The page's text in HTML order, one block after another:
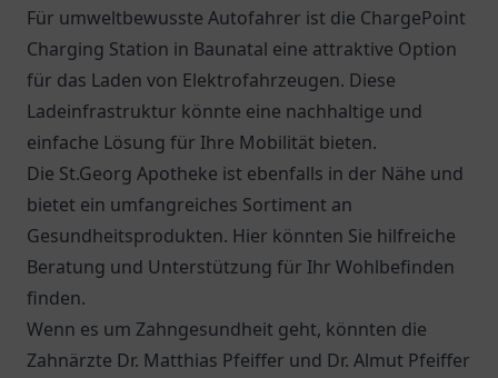
Für umweltbewusste Autofahrer ist die ChargePoint
Charging Station in Baunatal eine attraktive Option
für das Laden von Elektrofahrzeugen. Diese
Ladeinfrastruktur könnte eine nachhaltige und
einfache Lösung für Ihre Mobilität bieten.
Die St.Georg Apotheke ist ebenfalls in der Nähe und
bietet ein umfangreiches Sortiment an
Gesundheitsprodukten. Hier könnten Sie hilfreiche
Beratung und Unterstützung für Ihr Wohlbefinden
finden.
Wenn es um Zahngesundheit geht, könnten die
Zahnärzte Dr. Matthias Pfeiffer und Dr. Almut Pfeiffer